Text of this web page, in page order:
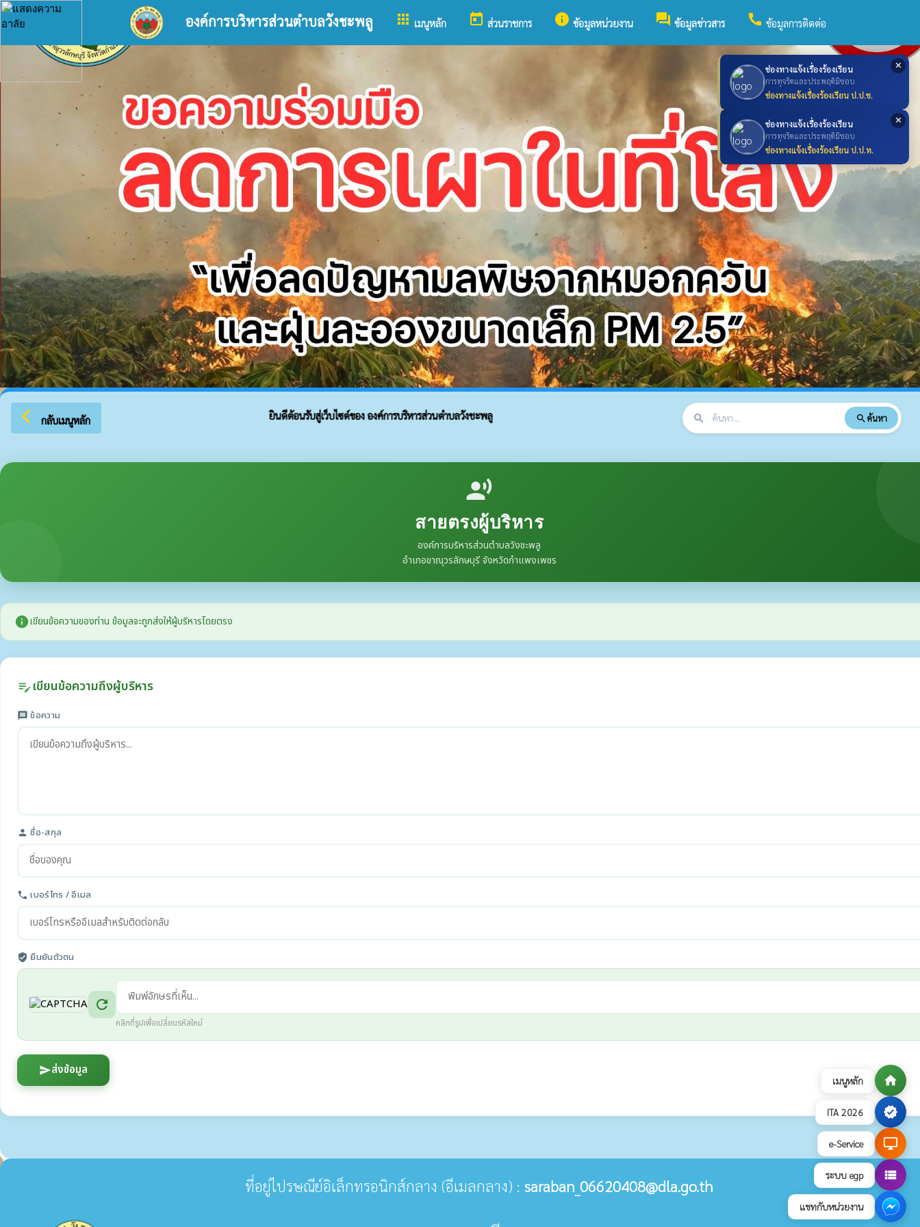
เมนูหลัก home
ITA 2026 verified
e-Service desktop_windows
ระบบ egp view_list
แชทกับหน่วยงาน
✕
ช่องทางแจ้งเรื่องร้องเรียน
การทุจริตและประพฤติมิชอบ
ช่องทางแจ้งเรื่องร้องเรียน ป.ป.ช.
✕
ช่องทางแจ้งเรื่องร้องเรียน
การทุจริตและประพฤติมิชอบ
ช่องทางแจ้งเรื่องร้องเรียน ป.ป.ท.
องค์การบริหารส่วนตำบลวังชะพลู apps เมนูหลัก today ส่วนราชการ info ข้อมูลหน่วยงาน forum ข้อมูลข่าวสาร call ข้อมูลการติดต่อ
arrow_back_ios กลับเมนูหลัก ยินดีต้อนรับสู่เว็บไซต์ของ องค์การบริหารส่วนตำบลวังชะพลู search search ค้นหา
record_voice_over
สายตรงผู้บริหาร
องค์การบริหารส่วนตำบลวังชะพลู
อำเภอขาณุวรลักษบุรี จังหวัดกำแพงเพชร
infoเขียนข้อความของท่าน ข้อมูลจะถูกส่งให้ผู้บริหารโดยตรง
edit_noteเขียนข้อความถึงผู้บริหาร
message ข้อความ
person ชื่อ-สกุล
phone เบอร์โทร / อีเมล
verified_user ยืนยันตัวตน
refresh
คลิกที่รูปเพื่อเปลี่ยนรหัสใหม่
sendส่งข้อมูล
ที่อยู่ไปรษณีย์อิเล็กทรอนิกส์กลาง (อีเมลกลาง) : saraban_06620408@dla.go.th